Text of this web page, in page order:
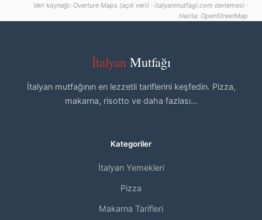
Veri kaynağı: Overture Maps (açık veri) · italyanmutfagi.com derlemesi ·
Harita: OpenStreetMap
İtalyan Mutfağı
İtalyan mutfağının en lezzetli tariflerini keşfedin. Pizza,
makarna, risotto ve daha fazlası...
Kategoriler
İtalyan Yemekleri
Pizza
Makarna Tarifleri